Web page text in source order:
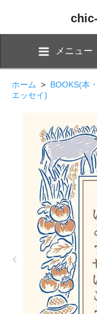
メニュー
ホーム > BOOKS(本
エッセイ)